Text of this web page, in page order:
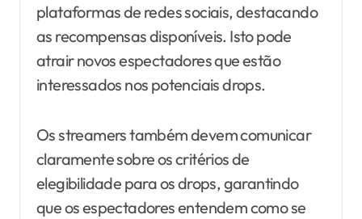
plataformas de redes sociais, destacando
as recompensas disponíveis. Isto pode
atrair novos espectadores que estão
interessados nos potenciais drops.
Os streamers também devem comunicar
claramente sobre os critérios de
elegibilidade para os drops, garantindo
que os espectadores entendem como se